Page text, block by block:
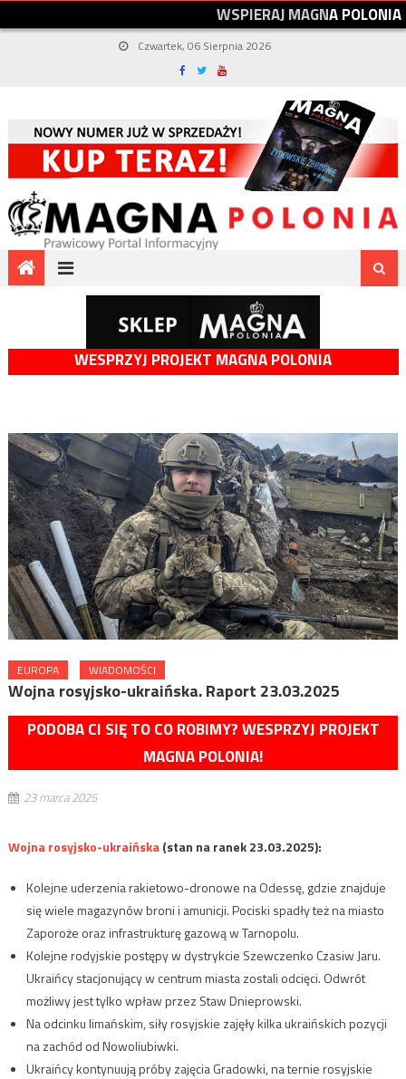
WSPIERAJMAGNAPOLONIA
Czwartek, 06 Sierpnia 2026
WESPRZYJ PROJEKT MAGNA POLONIA
EUROPA WIADOMOŚCI
Wojna rosyjsko-ukraińska. Raport 23.03.2025
PODOBA CI SIĘ TO CO ROBIMY? WESPRZYJ PROJEKT
MAGNA POLONIA!
23 marca 2025
Wojna rosyjsko-ukraińska(stan na ranek 23.03.2025):
Kolejne uderzenia rakietowo-dronowe na Odessę, gdzie znajduje
się wiele magazynów broni i amunicji. Pociski spadły też na miasto
Zaporoże oraz infrastrukturę gazową w Tarnopolu.
Kolejne rodyjskie postępy w dystrykcie Szewczenko Czasiw Jaru.
Ukraińcy stacjonujący w centrum miasta zostali odcięci. Odwrót
możliwy jest tylko wpław przez Staw Dnieprowski.
Na odcinku limańskim, siły rosyjskie zajęły kilka ukraińskich pozycji
na zachód od Nowoliubiwki.
Ukraińcy kontynuują próby zajęcia Gradowki, na ternie rosyjskie